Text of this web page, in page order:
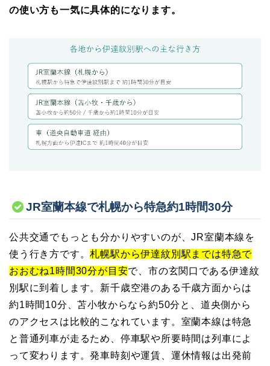
の使い方も一気に具体的になります。
JR室蘭本線で札幌から特急約1時間30分
公共交通でもっとも分かりやすいのが、JR室蘭本線を
使う行き方です。札幌駅から伊達紋別駅までは特急で
おおむね1時間30分が目安で、市の玄関口である伊達紋
別駅に到着します。新千歳空港のある千歳方面からは
約1時間10分、苫小牧からなら約50分と、道央側から
のアクセスは比較的こなれています。室蘭本線は特急
と普通列車が走るため、停車駅や所要時間は列車によ
って変わります。発車時刻や運賃、運休情報は出発前